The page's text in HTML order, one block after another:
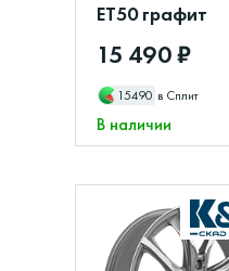
ET50 графит
15 490 ₽
15490 в Сплит
В наличии